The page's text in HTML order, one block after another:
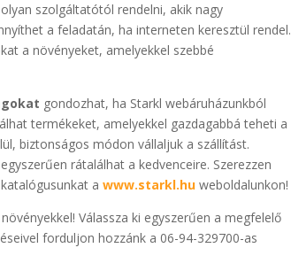
szolgáltatótól rendelni, akik nagy
a feladatán, ha interneten keresztül rendel.
a növényeket, amelyekkel szebbé
gondozhat, ha Starkl webáruházunkból
termékeket, amelyekkel gazdagabbá teheti a
biztonságos módon vállaljuk a szállítást.
rátalálhat a kedvenceire. Szerezzen
awww.starkl.hu weboldalunkon!
Válassza ki egyszerűen a megfelelő
forduljon hozzánk a 06-94-329700-as